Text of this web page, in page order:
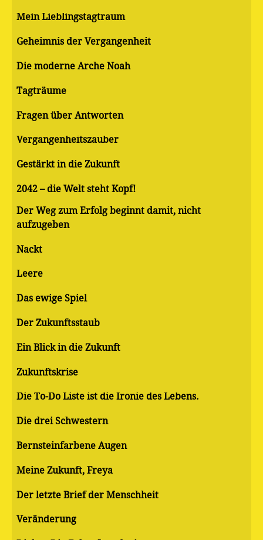
Mein Lieblingstagtraum
Geheimnis der Vergangenheit
Die moderne Arche Noah
Tagträume
Fragen über Antworten
Vergangenheitszauber
Gestärkt in die Zukunft
2042 – die Welt steht Kopf!
Der Weg zum Erfolg beginnt damit, nicht
aufzugeben
Nackt
Leere
Das ewige Spiel
Der Zukunftsstaub
Ein Blick in die Zukunft
Zukunftskrise
Die To-Do Liste ist die Ironie des Lebens.
Die drei Schwestern
Bernsteinfarbene Augen
Meine Zukunft, Freya
Der letzte Brief der Menschheit
Veränderung